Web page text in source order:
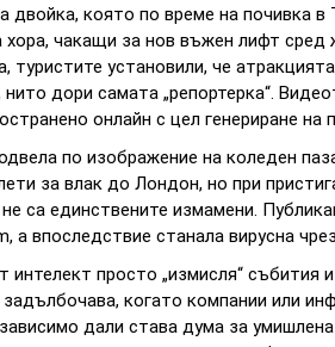
двойка, която по време на почивка
хора, чакащи за нов въжен лифт сред
туристите установили, че
дори самата „репортерка“.
онлайн с цел генериране на
по изображение на коледен
за влак до Лондон, но при
са единствените измамени.
а впоследствие станала вирусна
интелект просто „измисля“ събития
когато компании или
дали става дума за